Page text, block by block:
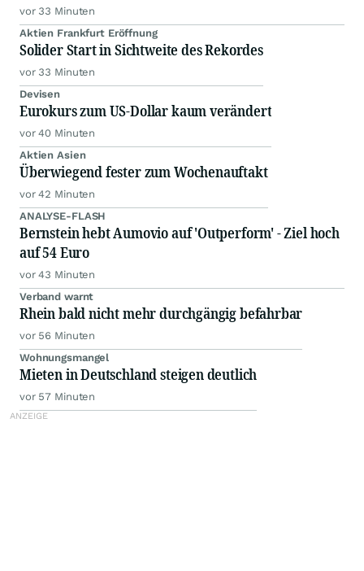
vor 33 Minuten
Aktien Frankfurt Eröffnung
Solider Start in Sichtweite des Rekordes
vor 33 Minuten
Devisen
Eurokurs zum US-Dollar kaum verändert
vor 40 Minuten
Aktien Asien
Überwiegend fester zum Wochenauftakt
vor 42 Minuten
ANALYSE-FLASH
Bernstein hebt Aumovio auf 'Outperform' - Ziel hoch
auf 54 Euro
vor 43 Minuten
Verband warnt
Rhein bald nicht mehr durchgängig befahrbar
vor 56 Minuten
Wohnungsmangel
Mieten in Deutschland steigen deutlich
vor 57 Minuten